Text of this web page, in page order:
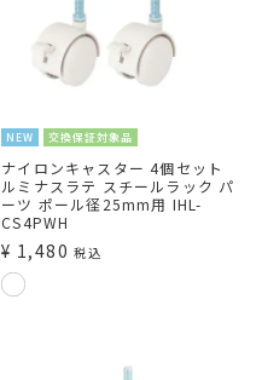
NEW 交換保証対象品
ナイロンキャスター 4個セット
ルミナスラテ スチールラック パ
ーツ ポール径25mm用 IHL-
CS4PWH
¥ 1,480 税込